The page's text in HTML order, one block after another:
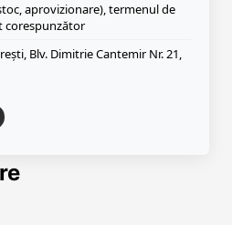
aprovizionare), termenul de
corespunzător
Blv. Dimitrie Cantemir Nr. 21,